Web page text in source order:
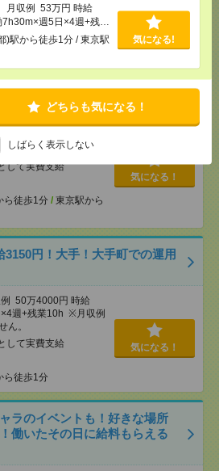
収例 53万円 時給
週5日×4週+残業
保証するものではあり
)駅から徒歩1分 / 東京駅
気になる!
どちらも気になる！
しばらく表示しない
ら徒歩1分/東京駅から
円！大手町でのIT・エンジ
49万6000円 時給
週+残業10h ※月収例
ん。
して実費支給
ら徒歩1分 / 東京駅から
気になる！
3150円！大手！大手町での運用
50万4000円 時給
週+残業10h ※月収例
ん。
して実費支給
ら徒歩1分
気になる！
ラのイベントも！好きな場所
働いたその日に給料もらえる